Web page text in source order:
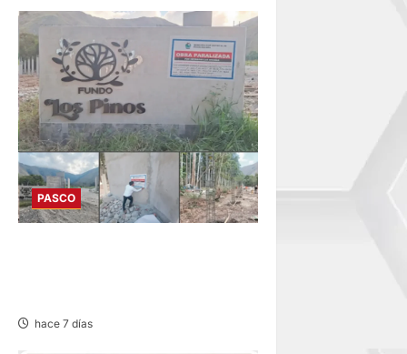
PASCO
hace 7 días